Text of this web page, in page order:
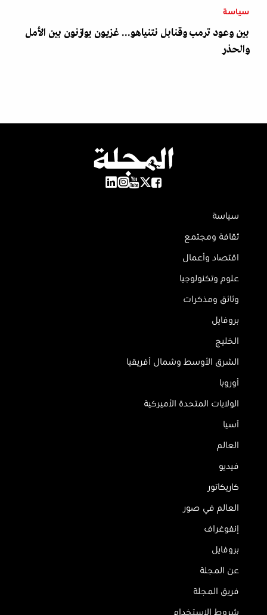
سياسة
بين وعود ترمب وقنابل نتنياهو... غزيون يوازنون بين الأمل
والحذر
سياسة
ثقافة ومجتمع
اقتصاد وأعمال
علوم وتكنولوجيا
وثائق ومذكرات
بروفايل
الخليج
الشرق الأوسط وشمال أفريقيا
أوروبا
الولايات المتحدة الأميركية
آسيا
العالم
فيديو
كاريكاتور
العالم في صور
إنفوغراف
بروفايل
عن المجلة
فريق المجلة
شروط الاستخدام